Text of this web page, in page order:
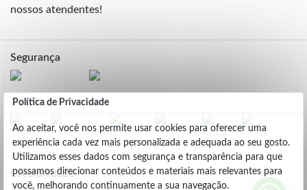
Política de Privacidade
Ao aceitar, você nos permite usar cookies para oferecer uma
experiência cada vez mais personalizada e adequada ao seu gosto.
Utilizamos esses dados com segurança e transparência para que
possamos direcionar conteúdos e materiais mais relevantes para
você, melhorando continuamente a sua navegação.
nossos atendentes!
Segurança
Formas de Pagamento
Credibilidade